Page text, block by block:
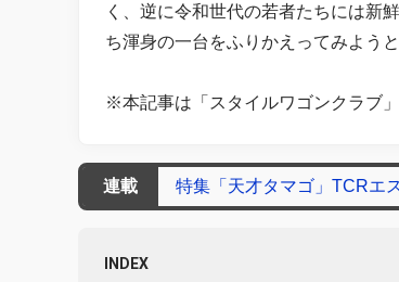
く、逆に令和世代の若者たちには新
ち渾身の一台をふりかえってみようと
※本記事は「スタイルワゴンクラブ
連載 特集「天才タマゴ」TCRエ
INDEX